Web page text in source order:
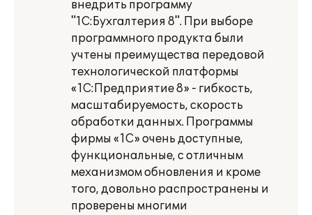
внедрить программу
"1С:Бухгалтерия 8". При выборе
программного продукта были
учтены преимущества передовой
технологической платформы
«1С:Предприятие 8» - гибкость,
масштабируемость, скорость
обработки данных. Программы
фирмы «1С» очень доступные,
функциональные, с отличным
механизмом обновления и кроме
того, довольно распространены и
проверены многими